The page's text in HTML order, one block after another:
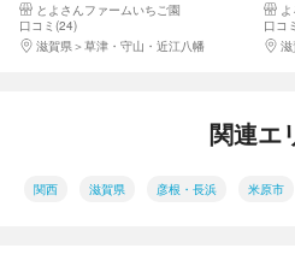
延長♪／【車椅子＆ベビーカー
OK】【0～2歳無料】
とよさんファームいちご園
口コミ(24)
滋賀県
草津・守山・近江八幡
に
口コ
関連エ
関西 滋賀県 彦根・長浜 米原市